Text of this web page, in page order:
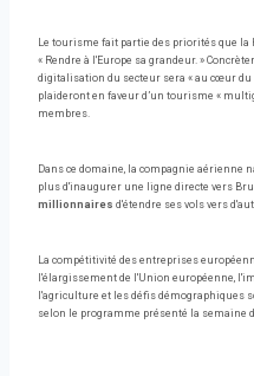
Le tourisme fait partie des priorités que la
« Rendre à l'Europe sa grandeur. »
digitalisation du secteur sera « au cœur
plaideront en faveur d’un tourisme «
membres.
Dans ce domaine, la compagnie aérienne
plus d'inaugurer une ligne directe vers
millionnaires d'étendre ses vols vers
La compétitivité des entreprises
l'élargissement de l'Union européenne,
l'agriculture et les défis démographiques
selon le programme présenté la semaine